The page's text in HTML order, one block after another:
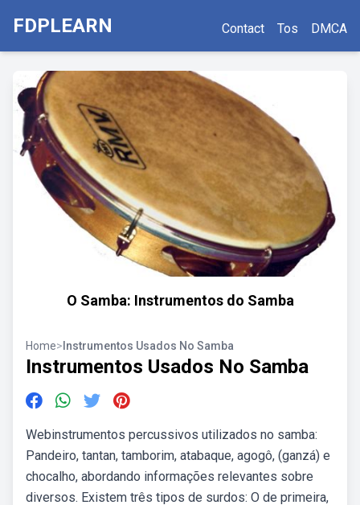
FDPLEARN Contact Tos DMCA
O Samba: Instrumentos do Samba
Home> Instrumentos Usados No Samba
Instrumentos Usados No Samba
Webinstrumentos percussivos utilizados no samba:
Pandeiro, tantan, tamborim, atabaque, agogô, (ganzá) e
chocalho, abordando informações relevantes sobre
diversos. Existem três tipos de surdos: O de primeira,